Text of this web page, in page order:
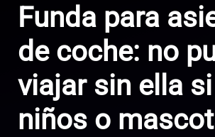
Funda para
de coche: no
viajar sin ella
niños o